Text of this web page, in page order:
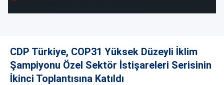
CDP Türkiye, COP31 Yüksek Düzeyli İklim
Şampiyonu Özel Sektör İstişareleri Serisinin
İkinci Toplantısına Katıldı